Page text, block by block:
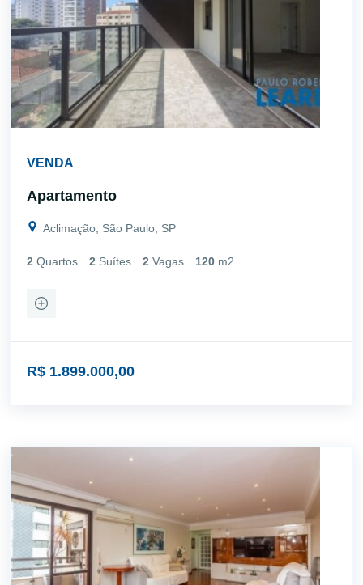
VENDA
Apartamento
Aclimação, São Paulo, SP
2 Quartos 2 Suítes 2 Vagas 120 m2
R$ 1.899.000,00